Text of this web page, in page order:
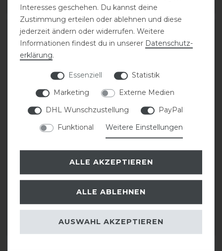
ARTIKEL MERKEN ARTIKEL MERKEN
-50%
Crosslander®
Paar
ARTIKEL MERKEN
-20%
Pikeur Regenhose
statt 119,95 €
ARTIKEL MERKEN
Interesses geschehen. Du kannst deine
Zustimmung erteilen oder ablehnen und diese
jederzeit ändern oder widerrufen. Weitere
Informationen findest du in unserer Daten­schutz­
erklärung.
Essenziell
Statistik
Marketing
Externe Medien
DHL Wunschzustellung
PayPal
Funktional
Weitere Einstellungen
ALLE AKZEPTIEREN
ALLE ABLEHNEN
AUSWAHL AKZEPTIEREN